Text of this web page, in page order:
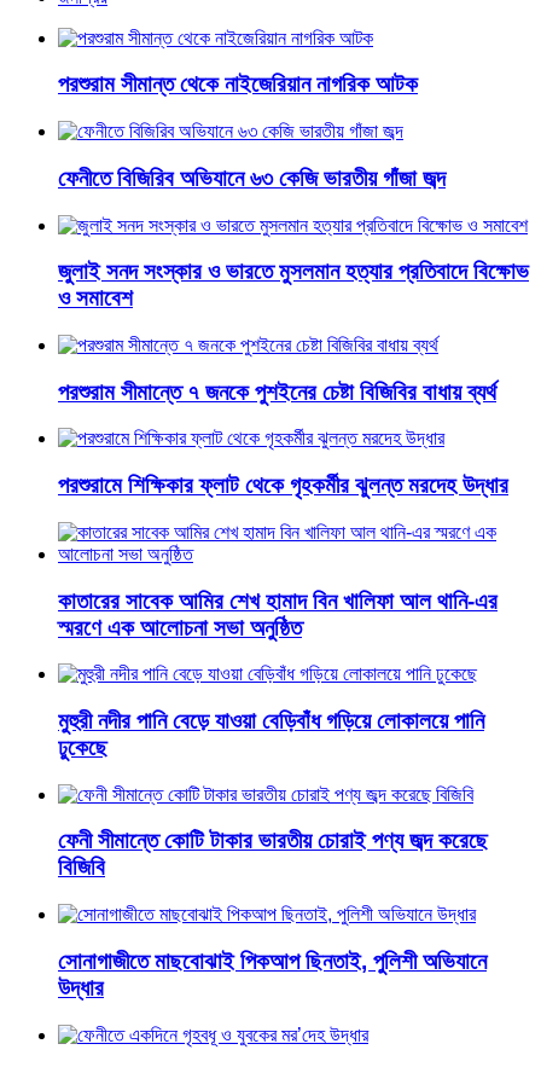
পরশুরাম সীমান্ত থেকে নাইজেরিয়ান নাগরিক আটক
ফেনীতে বিজিরিব অভিযানে ৬৩ কেজি ভারতীয় গাঁজা জব্দ
জুলাই সনদ সংস্কার ও ভারতে মুসলমান হত্যার প্রতিবাদে বিক্ষোভ
ও সমাবেশ
পরশুরাম সীমান্তে ৭ জনকে পুশইনের চেষ্টা বিজিবির বাধায় ব্যর্থ
পরশুরামে শিক্ষিকার ফ্লাট থেকে গৃহকর্মীর ঝুলন্ত মরদেহ উদ্ধার
কাতারের সাবেক আমির শেখ হামাদ বিন খালিফা আল থানি-এর
স্মরণে এক আলোচনা সভা অনুষ্ঠিত
মুহুরী নদীর পানি বেড়ে যাওয়া বেড়িবাঁধ গড়িয়ে লোকালয়ে পানি
ঢুকেছে
ফেনী সীমান্তে কোটি টাকার ভারতীয় চোরাই পণ্য জব্দ করেছে
বিজিবি
সোনাগাজীতে মাছবোঝাই পিকআপ ছিনতাই, পুলিশী অভিযানে
উদ্ধার